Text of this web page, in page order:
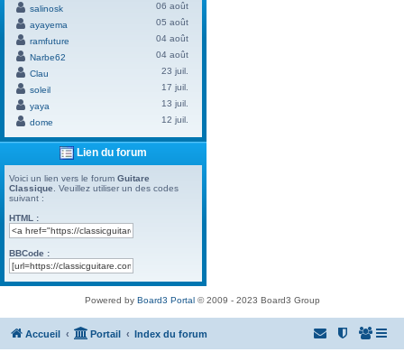
salinosk
06 août
ayayema
05 août
ramfuture
04 août
Narbe62
04 août
Clau
23 juil.
soleil
17 juil.
yaya
13 juil.
dome
12 juil.
Lien du forum
Voici un lien vers le forum Guitare
Classique . Veuillez utiliser un des codes
suivant :
HTML :
BBCode :
Powered by Board3 Portal© 2009 - 2023 Board3 Group
Accueil Portail Index du forum